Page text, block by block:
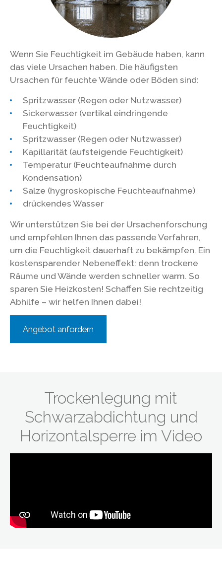
Wenn Sie Feuchtigkeit im Gebäude haben, kann
das viele Ursachen haben. Die häufigsten
Ursachen für feuchte Wände oder Böden sind:
Spritzwasser (Regen oder Nutzwasser)
Sickerwasser (vertikal eindringende
Feuchtigkeit)
Spritzwasser (Regen oder Nutzwasser)
Kapillarität (aufsteigende Feuchtigkeit)
Temperatur (Feuchteaufnahme durch
Kondensation)
Salze (hygroskopische Feuchteaufnahme)
drückendes Wasser
Wir unterstützen Sie bei der Ursachenforschung
und empfehlen Ihnen das passende Verfahren,
um die Feuchtigkeit dauerhaft zu bekämpfen. Ein
kostensparender Nebeneffekt: denn trockene
Räume und Wände werden schneller warm. So
sparen Sie Heizkosten! Schaffen Sie rechtzeitig
Abhilfe – wir helfen Ihnen dabei!
Angebot anfordern
Trockenlegung mit
Schwarzabdichtung und
Horizontalsperre im Video